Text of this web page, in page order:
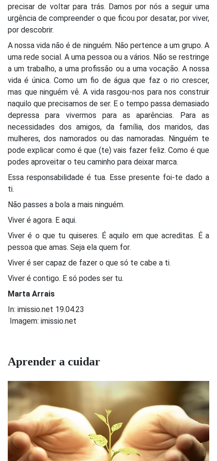
precisar de voltar para trás. Damos por nós a seguir uma
urgência de compreender o que ficou por desatar, por viver,
por descobrir.
A nossa vida não é de ninguém. Não pertence a um grupo. A
uma rede social. A uma pessoa ou a vários. Não se restringe
a um trabalho, a uma profissão ou a uma vocação. A nossa
vida é única. Como um fio de água que faz o rio crescer,
mas que ninguém vê. A vida rasgou-nos para nos construir
naquilo que precisamos de ser. E o tempo passa demasiado
depressa para vivermos para as aparências. Para as
necessidades dos amigos, da família, dos maridos, das
mulheres, dos namorados ou das namoradas. Ninguém te
pode explicar como é que (te) vais fazer feliz. Como é que
podes aproveitar o teu caminho para deixar marca.
Essa responsabilidade é tua. Esse presente foi-te dado a
ti.
Não passes a bola a mais ninguém.
Viver é agora. E aqui.
Viver é o que tu quiseres. É aquilo em que acreditas. É a
pessoa que amas. Seja ela quem for.
Viver é ser capaz de fazer o que só te cabe a ti.
Viver é contigo. E só podes ser tu.
Marta Arrais
In: imissio.net 19.04.23
Imagem: imissio.net
Aprender a cuidar